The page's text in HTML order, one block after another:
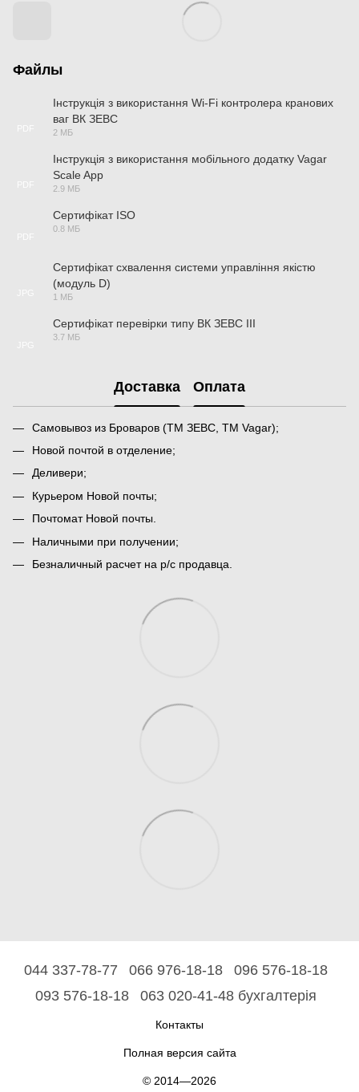
Файлы
Інструкція з використання Wi-Fi контролера кранових
ваг ВК ЗЕВС
2 МБ
Інструкція з використання мобільного додатку Vagar
Scale App
2.9 МБ
Сертифікат ISO
0.8 МБ
Сертифікат схвалення системи управління якістю
(модуль D)
1 МБ
Сертифікат перевірки типу ВК ЗЕВС ІІІ
3.7 МБ
Доставка Оплата
Самовывоз из Броваров (ТМ ЗЕВС, ТМ Vagar);
Новой почтой в отделение;
Деливери;
Курьером Новой почты;
Почтомат Новой почты.
Наличными при получении;
Безналичный расчет на р/с продавца.
044 337-78-77 066 976-18-18
096 576-18-18
093 576-18-18
063 020-41-48 бухгалтерія
Контакты
Полная версия сайта
© 2014—2026